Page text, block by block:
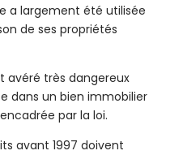
a largement été utilisée
de ses propriétés
avéré très dangereux
dans un bien immobilier
par la loi.
avant 1997 doivent